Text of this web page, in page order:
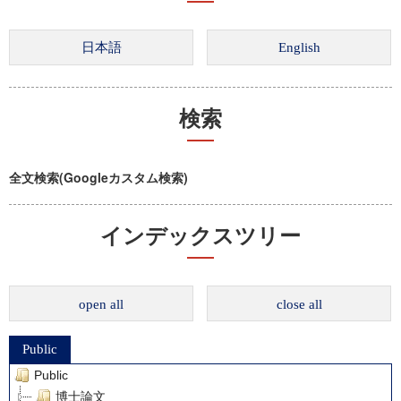
検索
全文検索(Googleカスタム検索)
インデックスツリー
open all close all
Public
Public
博士論文